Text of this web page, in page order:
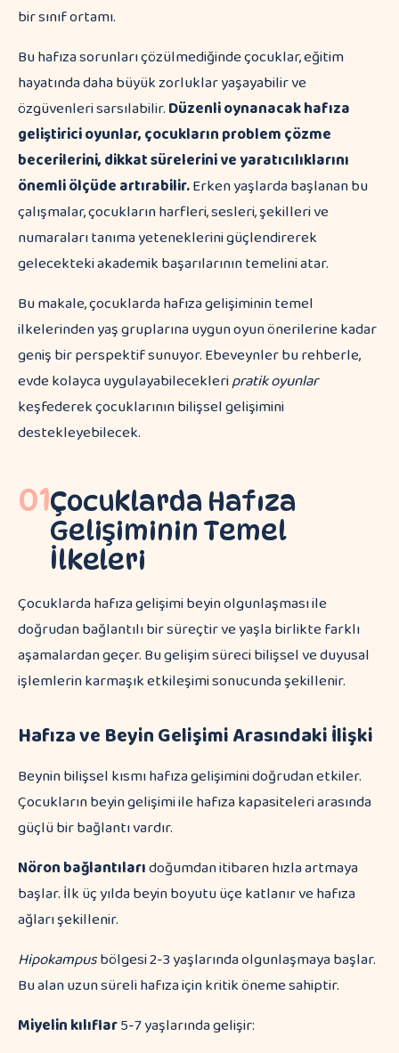
Bu hafıza sorunları çözülmediğinde çocuklar, eğitim
hayatında daha büyük zorluklar yaşayabilir ve
özgüvenleri sarsılabilir.Düzenli oynanacak hafıza
geliştirici oyunlar, çocukların problem çözme
becerilerini, dikkat sürelerini ve yaratıcılıklarını
önemli ölçüde artırabilir.Erken yaşlarda başlanan bu
çalışmalar, çocukların harfleri, sesleri, şekilleri ve
numaraları tanıma yeteneklerini güçlendirerek
gelecekteki akademik başarılarının temelini atar.
Bu makale, çocuklarda hafıza gelişiminin temel
ilkelerinden yaş gruplarına uygun oyun önerilerine kadar
geniş bir perspektif sunuyor. Ebeveynler bu rehberle,
evde kolayca uygulayabilecekleripratik oyunlar
keşfederek çocuklarının bilişsel gelişimini
destekleyebilecek.
01Çocuklarda Hafıza
Gelişiminin Temel
İlkeleri
Çocuklarda hafıza gelişimi beyin olgunlaşması ile
doğrudan bağlantılı bir süreçtir ve yaşla birlikte farklı
aşamalardan geçer. Bu gelişim süreci bilişsel ve duyusal
işlemlerin karmaşık etkileşimi sonucunda şekillenir.
Hafıza ve Beyin Gelişimi Arasındaki İlişki
Beynin bilişsel kısmı hafıza gelişimini doğrudan etkiler.
Çocukların beyin gelişimi ile hafıza kapasiteleri arasında
güçlü bir bağlantı vardır.
Nöron bağlantılarıdoğumdan itibaren hızla artmaya
başlar. İlk üç yılda beyin boyutu üçe katlanır ve hafıza
ağları şekillenir.
Hipokampusbölgesi 2-3 yaşlarında olgunlaşmaya başlar.
Bu alan uzun süreli hafıza için kritik öneme sahiptir.
Miyelin kılıflar5-7 yaşlarında gelişir: